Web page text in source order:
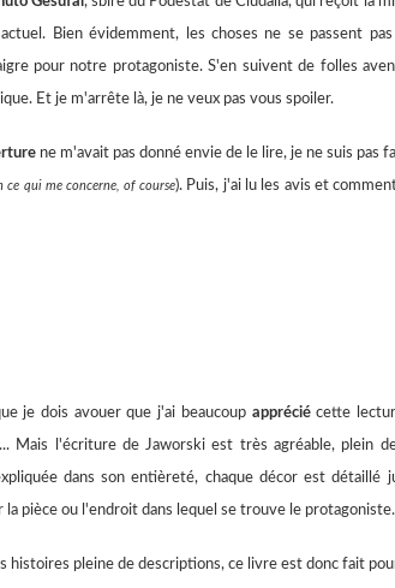
Bien évidemment, les choses ne se passent
pour notre protagoniste. S'en suivent de folles
Et je m'arrête là, je ne veux pas vous spoiler.
ne m'avait pas donné envie de le lire, je ne suis pas
ce qui me concerne, of course). Puis, j'ai lu les avis et
je dois avouer que j'ai beaucoup appréciécette
Mais l'écriture de Jaworski est très agréable, plein
dans son entièreté, chaque décor est détaillé
pièce ou l'endroit dans lequel se trouve le protagoniste.
histoires pleine de descriptions, ce livre est donc fait